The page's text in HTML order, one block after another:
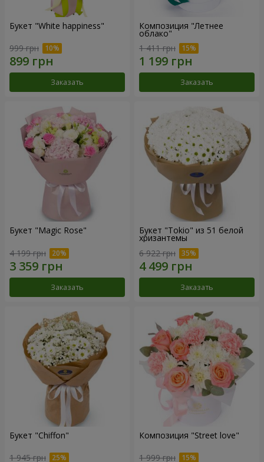
Букет "White happiness"
999 грн
Заказать
Композиция "Летнее
облако"
1 411 грн
Заказать
Букет "Magic Rose"
4 199 грн
Заказать
Букет "Tokio" из 51 белой
хризантемы
6 922 грн
Заказать
Букет "Chiffon"
1 945 грн
Композиция "Street love"
1 999 грн